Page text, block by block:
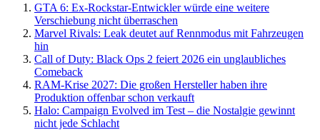
GTA 6: Ex-Rockstar-Entwickler würde eine weitere
Verschiebung nicht überraschen
Marvel Rivals: Leak deutet auf Rennmodus mit Fahrzeugen
hin
Call of Duty: Black Ops 2 feiert 2026 ein unglaubliches
Comeback
RAM-Krise 2027: Die großen Hersteller haben ihre
Produktion offenbar schon verkauft
Halo: Campaign Evolved im Test – die Nostalgie gewinnt
nicht jede Schlacht